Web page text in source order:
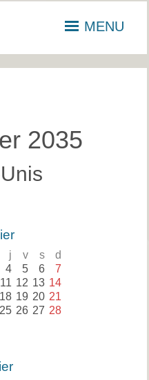
MENU
2035
j v s d
4 5 6 7
11 12 13 14
18 19 20 21
25 26 27 28